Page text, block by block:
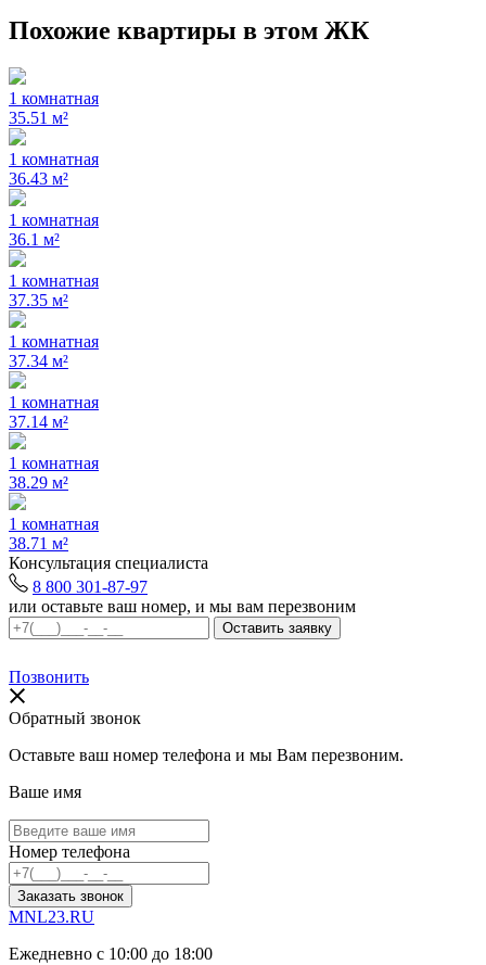
Похожие квартиры в этом ЖК
1 комнатная
35.51 м²
1 комнатная
36.43 м²
1 комнатная
36.1 м²
1 комнатная
37.35 м²
1 комнатная
37.34 м²
1 комнатная
37.14 м²
1 комнатная
38.29 м²
1 комнатная
38.71 м²
Консультация специалиста
8 800 301-87-97
или оставьте ваш номер, и мы вам перезвоним
Позвонить
Обратный звонок
Оставьте ваш номер телефона и мы Вам перезвоним.
Ваше имя
Номер телефона
Заказать звонок
MNL23.RU
Ежедневно с 10:00 до 18:00